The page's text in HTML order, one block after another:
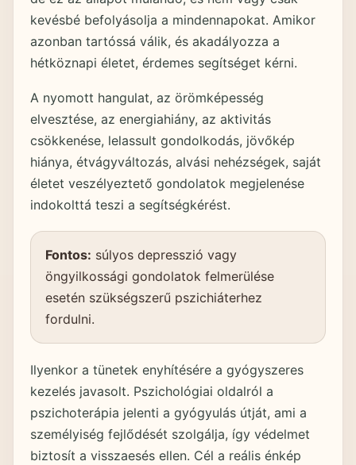
kevésbé befolyásolja a mindennapokat. Amikor
azonban tartóssá válik, és akadályozza a
hétköznapi életet, érdemes segítséget kérni.
A nyomott hangulat, az örömképesség
elvesztése, az energiahiány, az aktivitás
csökkenése, lelassult gondolkodás, jövőkép
hiánya, étvágyváltozás, alvási nehézségek, saját
életet veszélyeztető gondolatok megjelenése
indokolttá teszi a segítségkérést.
Fontos: súlyos depresszió vagy
öngyilkossági gondolatok felmerülése
esetén szükségszerű pszichiáterhez
fordulni.
Ilyenkor a tünetek enyhítésére a gyógyszeres
kezelés javasolt. Pszichológiai oldalról a
pszichoterápia jelenti a gyógyulás útját, ami a
személyiség fejlődését szolgálja, így védelmet
biztosít a visszaesés ellen. Cél a reális énkép